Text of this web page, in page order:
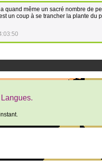
quand même un sacré nombre de
un coup à se trancher la plante du